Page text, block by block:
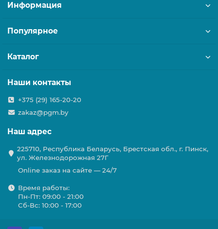
Информация
Популярное
Каталог
Наши контакты
+375 (29) 165-20-20
zakaz@pgm.by
Наш адрес
225710, Республика Беларусь, Брестская обл., г. Пинск,
ул. Железнодорожная 27Г
Online заказ на сайте — 24/7
Время работы:
Пн-Пт: 09:00 - 21:00
Сб-Вс: 10:00 - 17:00